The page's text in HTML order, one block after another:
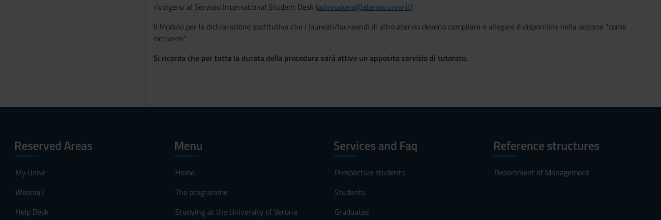
rivolgersi al Servizio International Student Desk (admissions@ateneo.univr.it)
Il Modulo per la dichiarazione sostitutiva che i laureati/laureandi di altro ateneo devono compilare e allegare è disponibile nella sezione "come
iscriversi".
Si ricorda che per tutta la durata della procedura sarà attivo un apposito servizio di tutorato.
Reserved Areas
My Univr
Webmail
Help Desk
Menu
Home
The programme
Studying at the University of Verona
Services and Faq
Prospective students
Students
Graduates
Reference structures
Department of Management